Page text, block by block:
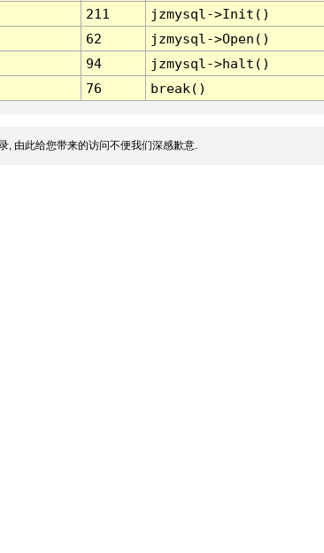
211
jzmysql->Init()
62
jzmysql->Open()
94
jzmysql->halt()
76 break()
, 由此给您带来的访问不便我们深感歉意.